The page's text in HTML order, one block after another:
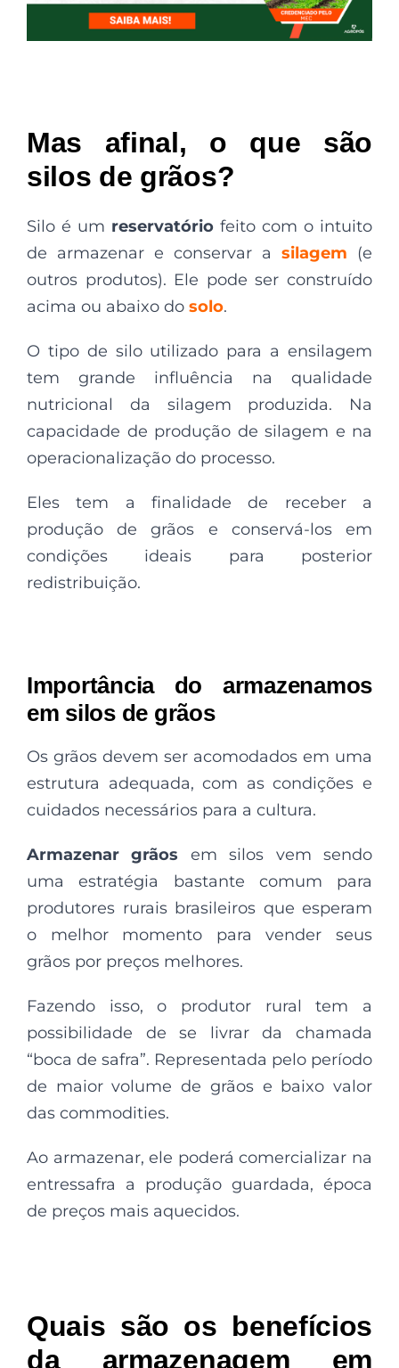
Mas afinal, o que são
silos de grãos?
Silo é um reservatório feito com o intuito
de armazenar e conservar a silagem
(e
outros produtos). Ele pode ser construído
acima ou abaixo do solo.
O tipo de silo utilizado para a ensilagem
tem grande influência na qualidade
nutricional da silagem produzida. Na
capacidade de produção de silagem e na
operacionalização do processo.
Eles tem a finalidade de receber a
produção de grãos e conservá-los em
condições ideais para posterior
redistribuição.
Importância do armazenamos
em silos de grãos
Os grãos devem ser acomodados em uma
estrutura adequada, com as condições e
cuidados necessários para a cultura.
Armazenar grãos em silos vem sendo
uma estratégia bastante comum para
produtores rurais brasileiros que esperam
o melhor momento para vender seus
grãos por preços melhores.
Fazendo isso, o produtor rural tem a
possibilidade de se livrar da chamada
“boca de safra”. Representada pelo período
de maior volume de grãos e baixo valor
das commodities.
Ao armazenar, ele poderá comercializar na
entressafra a produção guardada, época
de preços mais aquecidos.
Quais são os benefícios
da armazenagem em